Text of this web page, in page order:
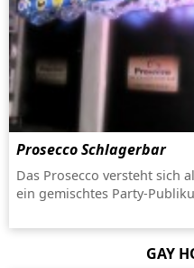
Prosecco Schlagerbar
Das Prosecco versteht sich
ein gemischtes Party-
GAY